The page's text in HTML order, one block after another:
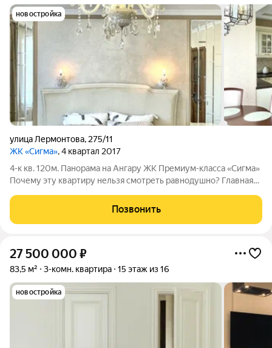
новостройка
улица Лермонтова, 275/11
ЖК «Сигма», 4 квартал 2017
4-к кв. 120м. Панорама на Ангару ЖК Премиум-класса «Сигма»
Почему эту квартиру нельзя смотреть равнодушно? Главная
открывает потрясающий вид на Ангару. Вы будете жить в
открытке на город каждый
Позвонить
27 500 000 ₽
83,5 м² 3-комн. квартира 15 этаж из 16
новостройка